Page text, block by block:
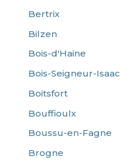
Bertrix
Bilzen
Bois-d'Haine
Bois-Seigneur-Isaac
Boitsfort
Bouffioulx
Boussu-en-Fagne
Brogne